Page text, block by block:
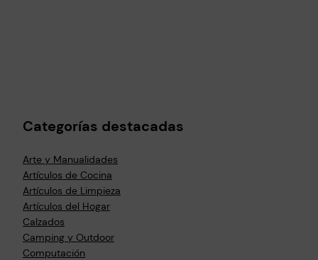
Categorías destacadas
Arte y Manualidades
Artículos de Cocina
Artículos de Limpieza
Artículos del Hogar
Calzados
Camping y Outdoor
Computación